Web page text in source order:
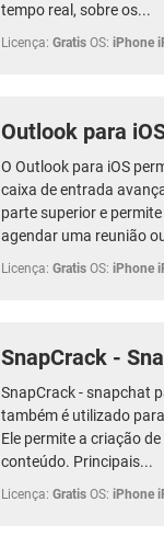
tempo real, sobre os...
Licença: Gratis OS: iPhone
Outlook para
O Outlook para iOS
caixa de entrada
parte superior e
agendar uma reunião
Licença: Gratis OS: iPhone
SnapCrack -
SnapCrack - snapchat
também é utilizado
Ele permite a criação
conteúdo. Principais...
Licença: Gratis OS: iPhone